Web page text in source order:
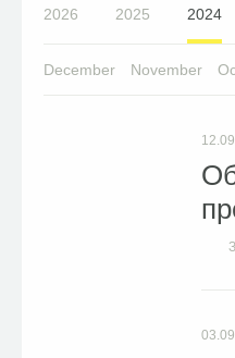
2026 2025 2024
December November